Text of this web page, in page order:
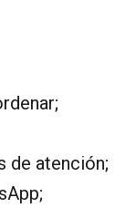
de atención;